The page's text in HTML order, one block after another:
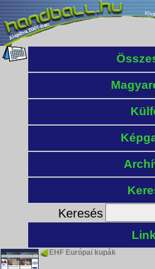
Keresés
EHF Európai kupák